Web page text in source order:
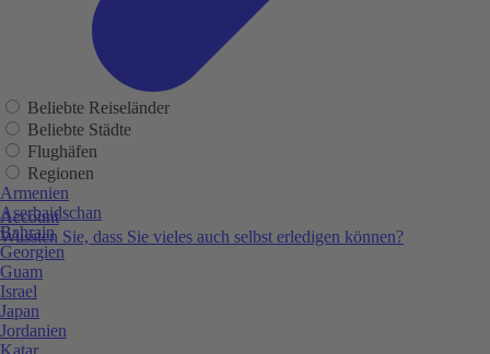
Account
Wussten Sie, dass Sie vieles auch selbst erledigen können?
Beliebte Reiseländer
Beliebte Städte
Flughäfen
Regionen
Armenien
Aserbaidschan
Bahrain
Georgien
Guam
Israel
Japan
Jordanien
Katar